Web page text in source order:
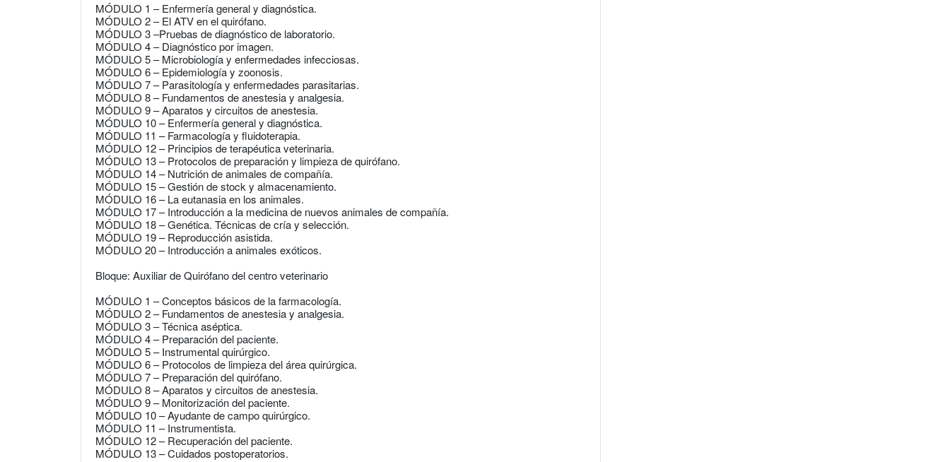
MÓDULO 1 – Enfermería general y diagnóstica.
MÓDULO 2 – El ATV en el quirófano.
MÓDULO 3 –Pruebas de diagnóstico de laboratorio.
MÓDULO 4 – Diagnóstico por imagen.
MÓDULO 5 – Microbiología y enfermedades infecciosas.
MÓDULO 6 – Epidemiología y zoonosis.
MÓDULO 7 – Parasitología y enfermedades parasitarias.
MÓDULO 8 – Fundamentos de anestesia y analgesia.
MÓDULO 9 – Aparatos y circuitos de anestesia.
MÓDULO 10 – Enfermería general y diagnóstica.
MÓDULO 11 – Farmacología y fluidoterapia.
MÓDULO 12 – Principios de terapéutica veterinaria.
MÓDULO 13 – Protocolos de preparación y limpieza de quirófano.
MÓDULO 14 – Nutrición de animales de compañía.
MÓDULO 15 – Gestión de stock y almacenamiento.
MÓDULO 16 – La eutanasia en los animales.
MÓDULO 17 – Introducción a la medicina de nuevos animales de compañía.
MÓDULO 18 – Genética. Técnicas de cría y selección.
MÓDULO 19 – Reproducción asistida.
MÓDULO 20 – Introducción a animales exóticos.
Bloque: Auxiliar de Quirófano del centro veterinario
MÓDULO 1 – Conceptos básicos de la farmacología.
MÓDULO 2 – Fundamentos de anestesia y analgesia.
MÓDULO 3 – Técnica aséptica.
MÓDULO 4 – Preparación del paciente.
MÓDULO 5 – Instrumental quirúrgico.
MÓDULO 6 – Protocolos de limpieza del área quirúrgica.
MÓDULO 7 – Preparación del quirófano.
MÓDULO 8 – Aparatos y circuitos de anestesia.
MÓDULO 9 – Monitorización del paciente.
MÓDULO 10 – Ayudante de campo quirúrgico.
MÓDULO 11 – Instrumentista.
MÓDULO 12 – Recuperación del paciente.
MÓDULO 13 – Cuidados postoperatorios.